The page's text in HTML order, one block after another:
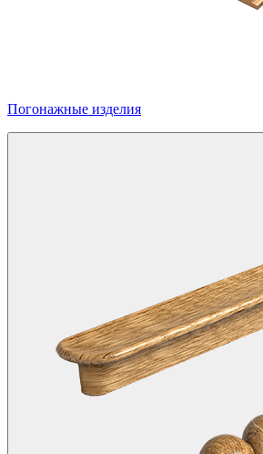
Погонажные изделия